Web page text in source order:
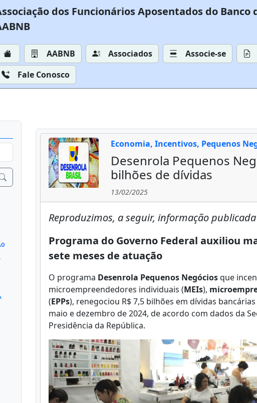
dos Funcionários Aposentados do Banco
AABNB Associados Associe-se
Fale Conosco
Economia, Incentivos, Pequenos
Desenrola Pequenos
bilhões de dívidas
13/02/2025
Reproduzimos, a seguir, informação publicada
Programa do Governo Federal auxiliou
sete meses de atuação
O programa Desenrola Pequenos Negóciosque
microempreendedores individuais (MEIs),
(EPPs), renegociou R$ 7,5 bilhões em dívidas
maio e dezembro de 2024, de acordo com dados da
Presidência da República.